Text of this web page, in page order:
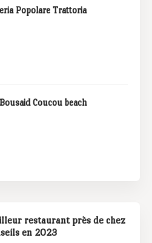
Popolare Trattoria
Coucou beach
restaurant près de chez
en 2023